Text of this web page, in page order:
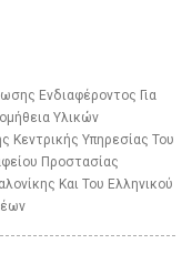
Ενδιαφέροντος Για
Υλικών
Κεντρικής Υπηρεσίας Του
Προστασίας
Και Του Ελληνικού